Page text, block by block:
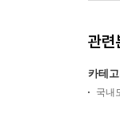
관련
카테
국내